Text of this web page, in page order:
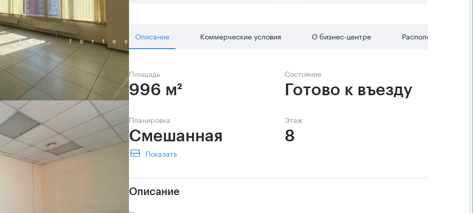
Описание Коммерческие условия О бизнес-центре Расположение
Площадь
996 м²
Состояние
Готово к въезду
Планировка
Смешанная
Показать
Этаж
8
Описание